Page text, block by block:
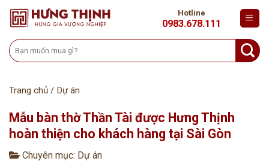
Skip
Hotline
0983.678.111
Tìm
kiếm:
Trang chủ / Dự án
Mẫu bàn thờ Thần Tài được Hưng Thịnh
hoàn thiện cho khách hàng tại Sài Gòn
Chuyên mục: Dự án